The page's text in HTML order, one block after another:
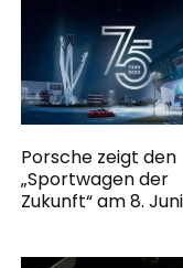
Porsche zeigt den
„Sportwagen der
Zukunft“ am 8. Juni